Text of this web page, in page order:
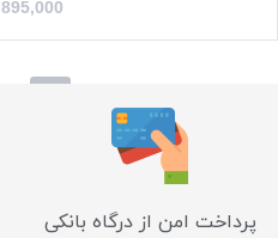
895,000
پرداخت امن از درگاه بانکی